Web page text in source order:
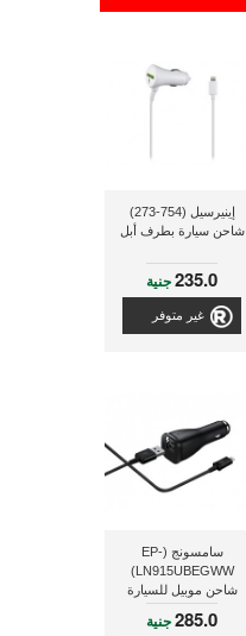
إينيرسيل (754-273)
شاحن سيارة بطرف أبل
235.0جنية
غير متوفر
سامسونج (EP-
LN915UBEGWW)
شاحن موبيل للسيارة
بقدرة 15 وات, ذو لون
أسود
285.0جنية